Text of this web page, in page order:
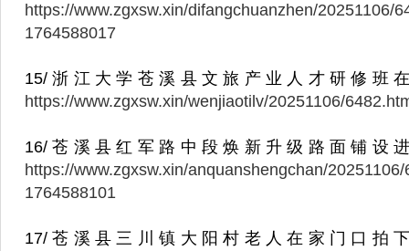
https://www.zgxsw.xin/difangchuanzhen/20251106/
1764588017
15/浙江大学苍溪县文旅产业人才研修班
https://www.zgxsw.xin/wenjiaotilv/20251106/
16/苍溪县红军路中段焕新升级路面铺设
https://www.zgxsw.xin/anquanshengchan/
1764588101
17/苍溪县三川镇大阳村老人在家门口拍